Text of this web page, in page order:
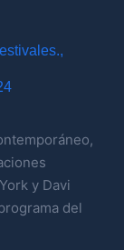
,
y Davi
del